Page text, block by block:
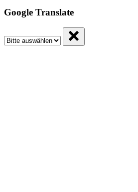
Google Translate